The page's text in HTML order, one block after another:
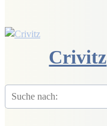
Crivitz
Suche
nach: